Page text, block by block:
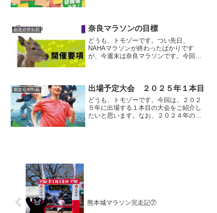
２６年３月１５日（日）で...
都道府県制覇 奈良マラソンの目標
どうも、トモゾーです。つい先日、
NAHAマラソンが終わったばかりです
が、今週末は奈良マラソンです。今回は
NAHAマラソンでは奇跡的なタイ...
都道府県制覇 出場予定大会 ２０２５年１本目
どうも、トモゾーです。今回は、２０２
５年に出場する１本目の大会をご紹介し
たいと思います。なお、２０２４年の１
熊本城マラソン完走記⑦